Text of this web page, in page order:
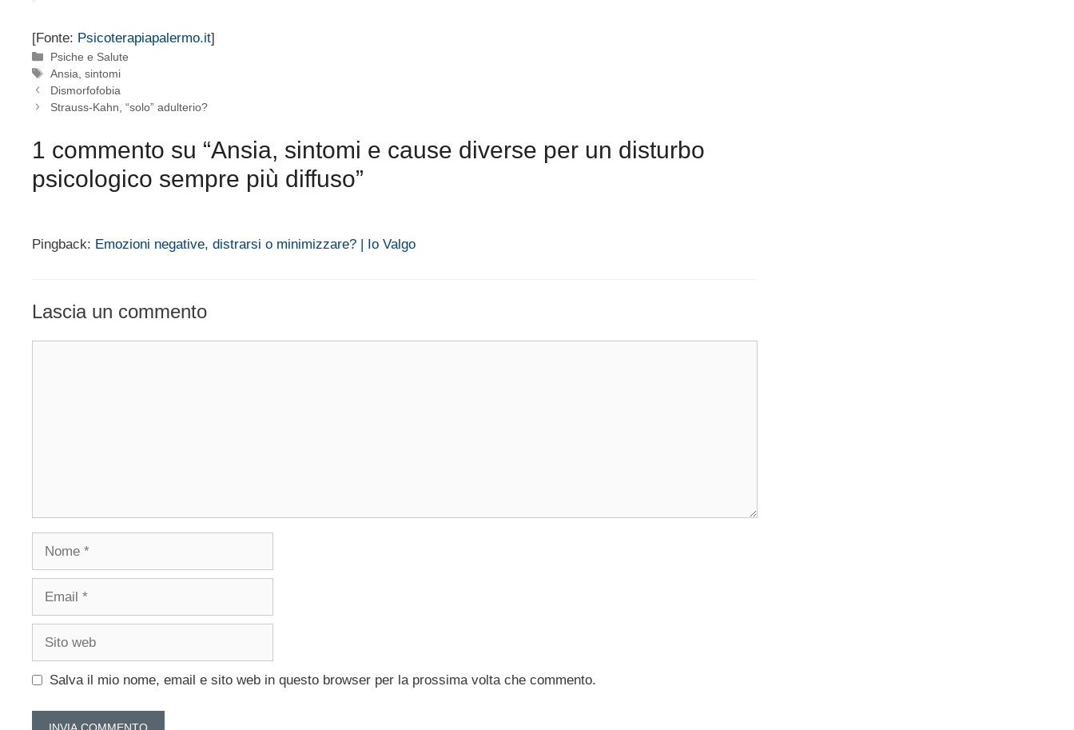
[Fonte: Psicoterapiapalermo.it]
Categorie
Psiche e Salute
Tag
Ansia ,sintomi
Dismorfofobia
Strauss-Kahn, “solo” adulterio?
1 commento su “Ansia, sintomi e cause diverse per un disturbo
psicologico sempre più diffuso”
Pingback: Emozioni negative, distrarsi o minimizzare? | Io Valgo
Lascia un commento
Salva il mio nome, email e sito web in questo browser per la prossima volta che commento.